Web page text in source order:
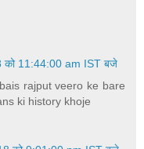
को 11:44:00 am IST बजे
rajput veero ke bare
ki history khoje